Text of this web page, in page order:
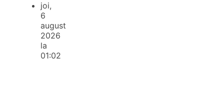
joi,
6
august
2026
la
01:02